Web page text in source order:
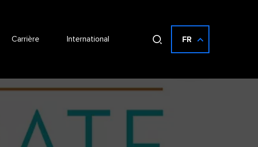
Carrière International FR